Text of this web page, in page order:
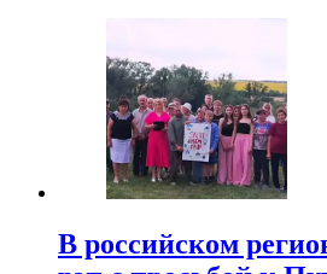
В российском